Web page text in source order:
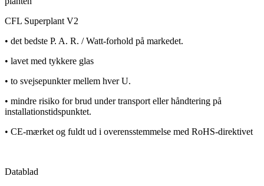
CFL Superplant V2
• det bedste P. A. R. / Watt-forhold på markedet.
• lavet med tykkere glas
• to svejsepunkter mellem hver U.
• mindre risiko for brud under transport eller håndtering på
installationstidspunktet.
• CE-mærket og fuldt ud i overensstemmelse med RoHS-direktivet
Datablad